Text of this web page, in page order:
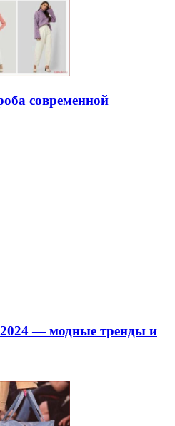
современной
— модные тренды и